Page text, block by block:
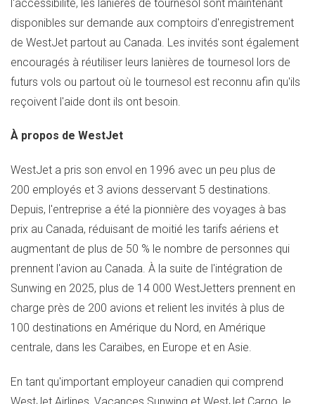
l'accessibilité, les lanières de tournesol sont maintenant
disponibles sur demande aux comptoirs d'enregistrement
de WestJet partout au Canada . Les invités sont également
encouragés à réutiliser leurs lanières de tournesol lors de
futurs vols ou partout où le tournesol est reconnu afin qu'ils
reçoivent l'aide dont ils ont besoin.
À propos de WestJet
WestJet a pris son envol en 1996 avec un peu plus de
200 employés et 3 avions desservant 5 destinations.
Depuis, l'entreprise a été la pionnière des voyages à bas
prix au Canada, réduisant de moitié les tarifs aériens et
augmentant de plus de 50 % le nombre de personnes qui
prennent l'avion au Canada. À la suite de l'intégration de
Sunwing en 2025, plus de 14 000 WestJetters prennent en
charge près de 200 avions et relient les invités à plus de
100 destinations en Amérique du Nord, en Amérique
centrale, dans les Caraïbes, en Europe et en Asie.
En tant qu'important employeur canadien qui comprend